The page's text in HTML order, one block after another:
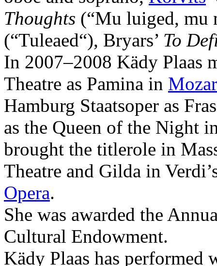
Thoughts (“Mu luiged, mu
(“Tuleaed“), Bryars’ To
In 2007–2008 Kädy Plaas
Theatre as Pamina in
Hamburg Staatsoper as
as the Queen of the Night
brought the titlerole in
Theatre and Gilda in
Opera.
She was awarded the
Cultural Endowment.
Kädy Plaas has performed